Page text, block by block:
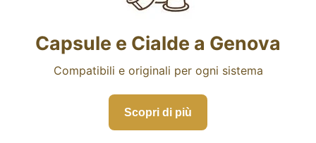
Capsule e Cialde a Genova
Compatibili e originali per ogni sistema
Scopri di più